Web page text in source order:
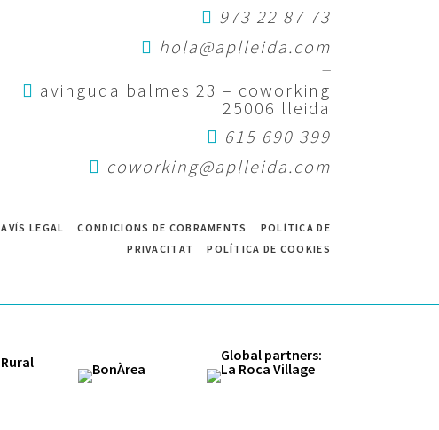
973 22 87 73
hola@aplleida.com
—
avinguda balmes 23 – coworking
25006 lleida
615 690 399
coworking@aplleida.com
AVÍS LEGAL CONDICIONS DE COBRAMENTS
POLÍTICA DE
PRIVACITAT
POLÍTICA DE COOKIES
Global partners: